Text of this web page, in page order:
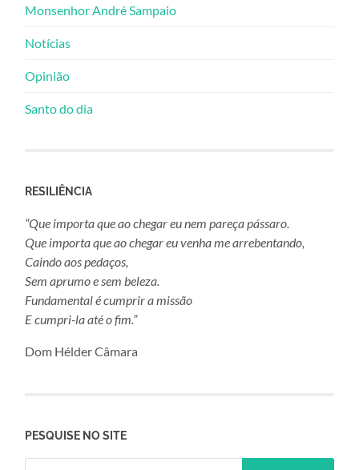
Monsenhor André Sampaio
Notícias
Opinião
Santo do dia
RESILIÊNCIA
“Que importa que ao chegar eu nem pareça pássaro.
Que importa que ao chegar eu venha me arrebentando,
Caindo aos pedaços,
Sem aprumo e sem beleza.
Fundamental é cumprir a missão
E cumpri-la até o fim.”
Dom Hélder Câmara
PESQUISE NO SITE